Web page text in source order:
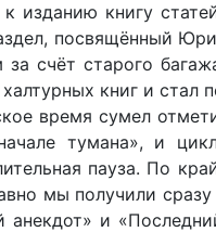
книгу
посвящённый
счёт старого
книг и стал
время сумел
тумана», и
пауза. По
мы получили
анекдот» и